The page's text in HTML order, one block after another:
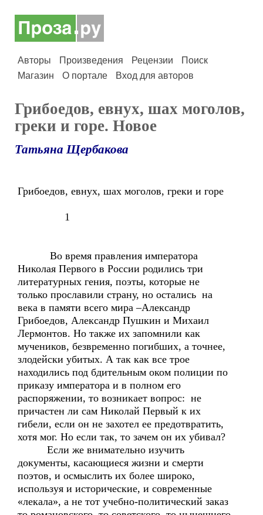
Авторы Произведения Рецензии
Поиск
Магазин
О портале Вход для авторов
Грибоедов, евнух, шах моголов,
греки и горе. Новое
Татьяна Щербакова
Грибоедов, евнух, шах моголов, греки и горе
1
Во время правления императора
Николая Первого в России родились три
литературных гения, поэты, которые не
только прославили страну, но остались на
века в памяти всего мира –Александр
Грибоедов, Александр Пушкин и Михаил
Лермонтов. Но также их запомнили как
мучеников, безвременно погибших, а точнее,
злодейски убитых. А так как все трое
находились под бдительным оком полиции по
приказу императора и в полном его
распоряжении, то возникает вопрос: не
причастен ли сам Николай Первый к их
гибели, если он не захотел ее предотвратить,
хотя мог. Но если так, то зачем он их убивал?
Если же внимательно изучить
документы, касающиеся жизни и смерти
поэтов, и осмыслить их более широко,
используя и исторические, и современные
«лекала», а не тот учебно-политический заказ